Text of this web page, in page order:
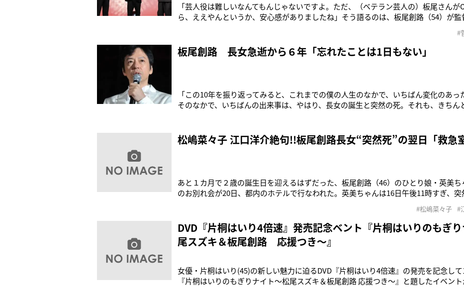
「芸人役は難しいなんてもんじゃないですよ。ただ、（ベテラン芸人の）板尾さんが
ら、ええやんというか、安心感がありましたね」そう語るのは、板尾創路（54）が
た同名小説を原作とする今作で、菅田はお笑いコンビ「スパークス」の徳永を演じ
方・山下を演じたのは、実際の
#
板尾創路 長女急逝から６年「忘れたことは1日もない」
「この10年を振り返ってみると、これまでの僕の人生のなかで、いちばん変化のあっ
そのなかで、いちばんの出来事は、やはり、長女の誕生と突然の死。それも、きちん
記』（リトル・モア刊）を最初に出版したのが06年。この２月末に、最終巻となる
発売になった。『板尾日
松嶋菜々子 江口洋介絶句!!板尾創路長女“突然死”の翌日「救急
あと１カ月で２歳の誕生日を迎えるはずだった、板尾創路（46）のひとり娘・英美ち
のお別れ会が20日、都内のホテルで行なわれた。英美ちゃんは16日午後11時すぎ、
突然死症候群”と見られている。現在、板尾が出演中のドラマ『救命病棟24時』の関
に訪れ、そのなかに、主演の
#松嶋菜々子 #
DVD『片桐はいり4倍速』発売記念ベント『片桐はいりのもぎ
尾スズキ＆板尾創路 応援つき～』
女優・片桐はいり(45)の新しい魅力に迫るDVD『片桐はいり4倍速』の発売を記念し
『片桐はいりのもぎりナイト～松尾スズキ＆板尾創路 応援つき～』と題したイベント